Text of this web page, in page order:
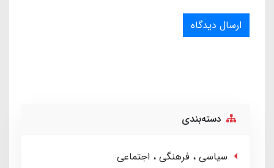
ارسال دیدگاه
دسته‌بندی
سیاسی ، فرهنگی ، اجتماعی